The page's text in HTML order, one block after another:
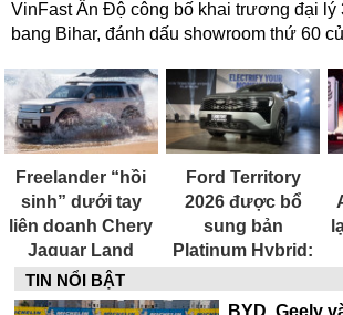
VinFast Ấn Độ công bố khai trương đại lý
bang Bihar, đánh dấu showroom thứ 60
Freelander “hồi
sinh” dưới tay
liên doanh Chery
Jaguar Land
Rover (CJLR)
Ford Territory
2026 được bổ
sung bản
Platinum Hybrid:
thống hỗ trợ lái,
TIN NỔI BẬT
BYD, Geely